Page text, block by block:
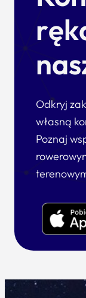
Odkryj
własną
Poznaj